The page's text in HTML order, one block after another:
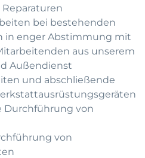
bei bestehenden
in enger Abstimmung mit
aus unserem
Außendienst
und abschließende
Durchführung von
von